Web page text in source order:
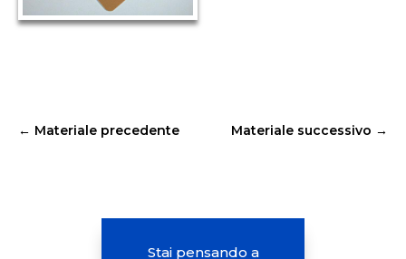
← Materiale precedente Materiale successivo →
Stai pensando a